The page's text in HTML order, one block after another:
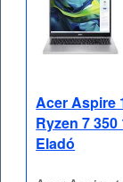
Acer Aspire
Ryzen 7
Eladó